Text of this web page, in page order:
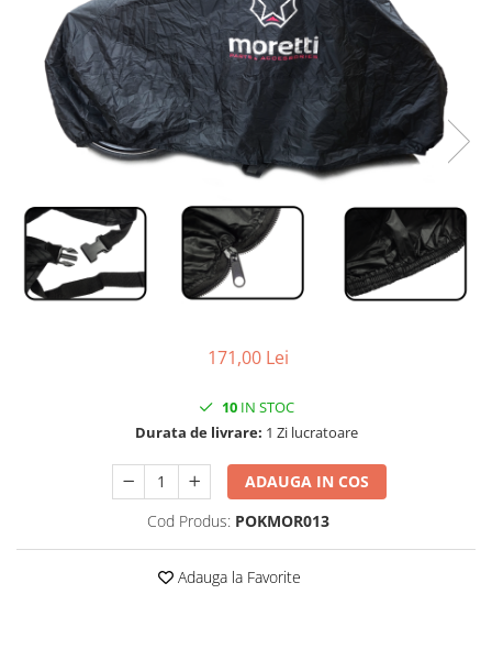
Skateboard
Trekking
Triciclete
Vehicule Electrice
Scutere
Triciclete
Piese vehicule electrice
Camere biciclete electrice
Camere trotinete
171,00 Lei
10IN STOC
Durata de livrare: 1 Zi lucratoare
ADAUGA IN COS
Cod Produs: POKMOR013
Adauga la Favorite